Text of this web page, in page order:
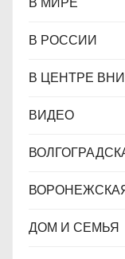
В РОССИИ
В ЦЕНТРЕ
ВИДЕО
ДОМ И СЕМЬЯ